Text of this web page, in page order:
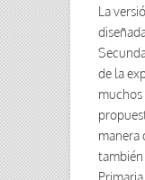
La
de la
manera
también